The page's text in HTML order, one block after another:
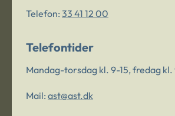
Telefon: 33 41 12 00
Telefontider
Mandag-torsdag kl. 9-15, fredag kl.
Mail: ast@ast.dk